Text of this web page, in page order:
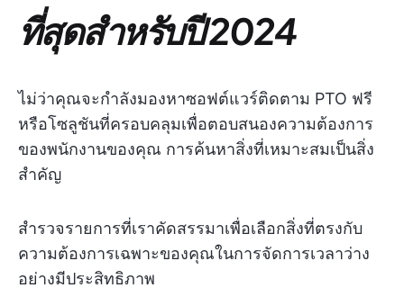
ที่สุดสำหรับปี 2024
ไม่ว่าคุณจะกำลังมองหาซอฟต์แวร์ติดตาม PTO ฟรี
หรือโซลูชันที่ครอบคลุมเพื่อตอบสนองความต้องการ
ของพนักงานของคุณ การค้นหาสิ่งที่เหมาะสมเป็นสิ่ง
สำคัญ
สำรวจรายการที่เราคัดสรรมาเพื่อเลือกสิ่งที่ตรงกับ
ความต้องการเฉพาะของคุณในการจัดการเวลาว่าง
อย่างมีประสิทธิภาพ